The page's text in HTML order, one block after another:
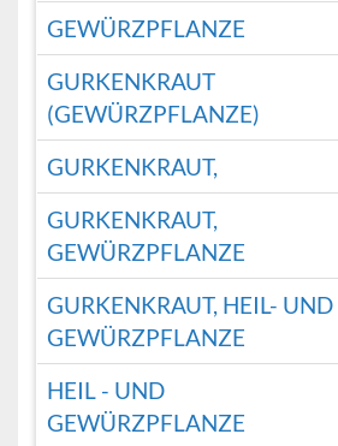
GEWÜRZPFLANZE
GURKENKRAUT
(GEWÜRZPFLANZE)
GURKENKRAUT,
GURKENKRAUT,
GEWÜRZPFLANZE
GURKENKRAUT, HEIL- UND
GEWÜRZPFLANZE
HEIL - UND
GEWÜRZPFLANZE